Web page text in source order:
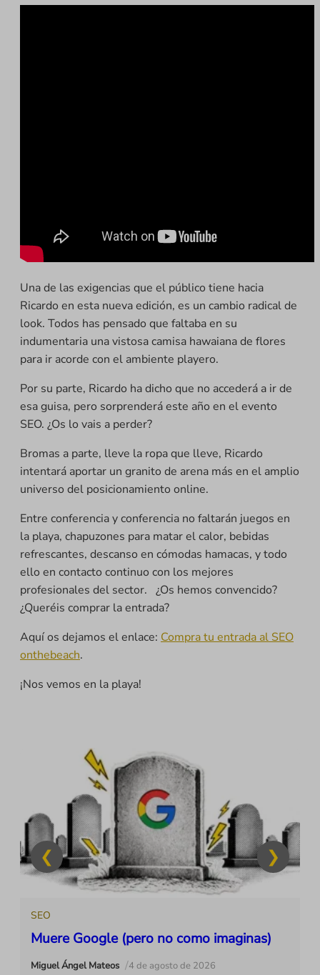
Una de las exigencias que el público tiene hacia
Ricardo en esta nueva edición, es un cambio radical de
look. Todos has pensado que faltaba en su
indumentaria una vistosa camisa hawaiana de flores
para ir acorde con el ambiente playero.
Por su parte, Ricardo ha dicho que no accederá a ir de
esa guisa, pero sorprenderá este año en el evento
SEO. ¿Os lo vais a perder?
Bromas a parte, lleve la ropa que lleve, Ricardo
intentará aportar un granito de arena más en el amplio
universo del posicionamiento online.
Entre conferencia y conferencia no faltarán juegos en
la playa, chapuzones para matar el calor, bebidas
refrescantes, descanso en cómodas hamacas, y todo
ello en contacto continuo con los mejores
profesionales del sector. ¿Os hemos convencido?
¿Queréis comprar la entrada?
Aquí os dejamos el enlace: Compra tu entrada al SEO
onthebeach.
¡Nos vemos en la playa!
SEO
Muere Google (pero no como imaginas)
Miguel Ángel Mateos /4 de agosto de 2026